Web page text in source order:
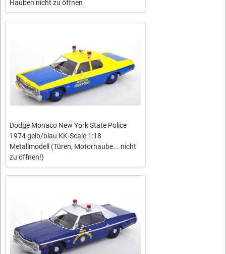
Hauben nicht zu öffnen
Dodge Monaco New York State Police
1974 gelb/blau KK-Scale 1:18
Metallmodell (Türen, Motorhaube... nicht
zu öffnen!)